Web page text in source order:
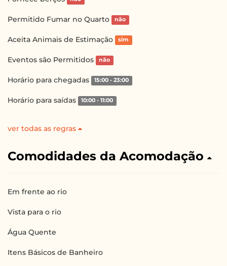
Permitido Fumar no Quarto não
Aceita Animais de Estimação sim
Eventos são Permitidos não
Horário para chegadas 15:00 - 23:00
Horário para saídas 10:00 - 11:00
ver todas as regras
Comodidades da Acomodação
Em frente ao rio
Vista para o rio
Água Quente
Itens Básicos de Banheiro